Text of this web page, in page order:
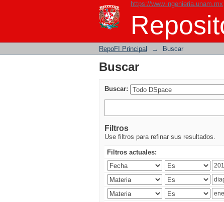
https://www.ingenieria.unam.mx
Buscar
RepoFI Principal → Buscar
Buscar
Buscar:
Filtros
Use filtros para refinar sus resultados.
Filtros actuales: